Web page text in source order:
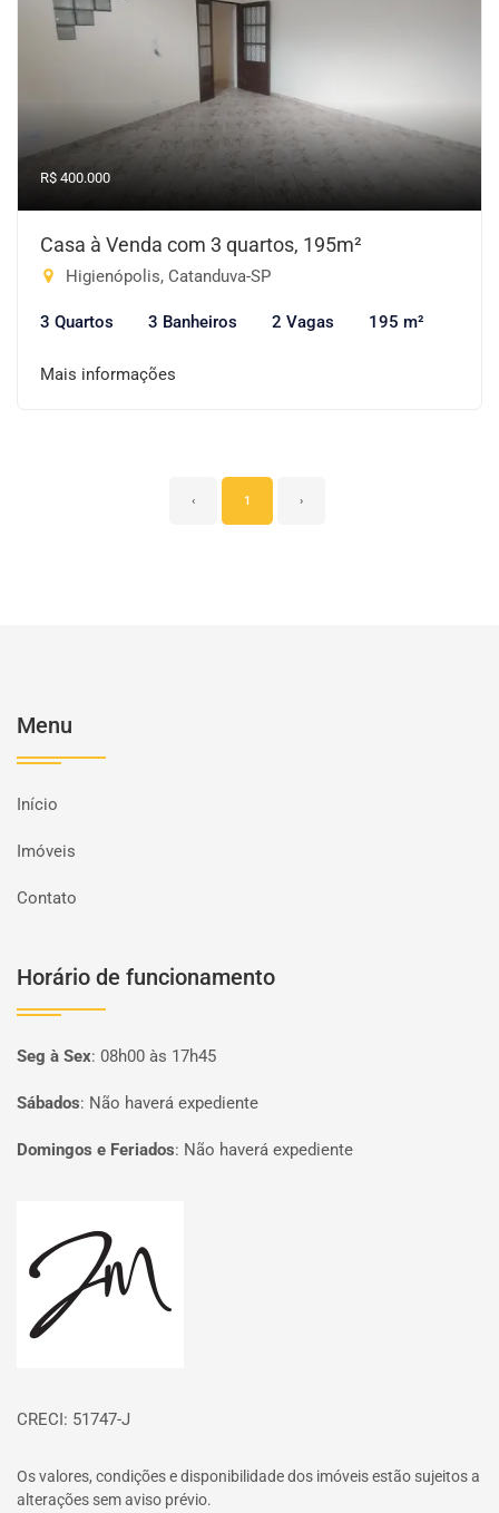
R$ 400.000
Casa à Venda com 3 quartos, 195m²
Higienópolis, Catanduva-SP
3 Quartos 3 Banheiros 2 Vagas 195 m²
Mais informações
‹ 1 ›
Menu
Início
Imóveis
Contato
Horário de funcionamento
Seg à Sex: 08h00 às 17h45
Sábados: Não haverá expediente
Domingos e Feriados: Não haverá expediente
CRECI: 51747-J
Os valores, condições e disponibilidade dos imóveis estão sujeitos a
alterações sem aviso prévio.